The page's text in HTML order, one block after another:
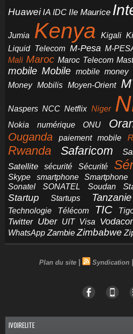
Huawei IA IDC Ile Maurice
Jumia Kenya Kigali
Liquid Telecom M-Pesa M-
Mali Maroc Maroc Telecom
mobile Mobile mobile money
Money Mobilis Moyen-Orient
Naspers NCC Netflix Niger
Nokia
numérique ONU
Ouganda paiement mobile
Rwanda Safaricom
Satellite sécurité Sécurité
Skype
smartphone Smartphone
Sonatel
SONATEL Soudan
Startup Startups Tanzanie
Technologie
Télécom TIC
Twitter Uber UIT Visa
WhatsApp Zambie Zimbabwe
Plan du site | Syndication |
IVOIRELITE